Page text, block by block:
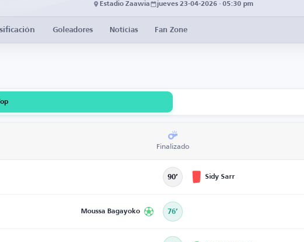
Estadio Zaawia jueves 23-04-2026 · 05:30 pm
Goleadores Noticias Fan Zone
Finalizado
90’ Sidy Sarr
Moussa Bagayoko 76’